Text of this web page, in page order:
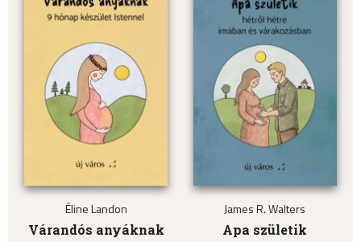
Éline Landon
Várandós anyáknak
James R. Walters
Apa születik